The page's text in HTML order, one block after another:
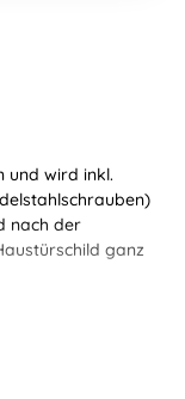
und wird inkl.
nach der
ganz